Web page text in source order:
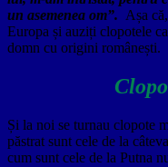
un asemenea om”. Așa
Europa și auziți clopotele
domn cu origini românești.
Și la noi se turnau clopote
păstrat sunt cele de la
cum sunt cele de la Putna